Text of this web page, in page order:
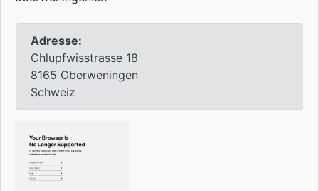
Adresse:
Chlupfwisstrasse 18
8165 Oberweningen
Schweiz